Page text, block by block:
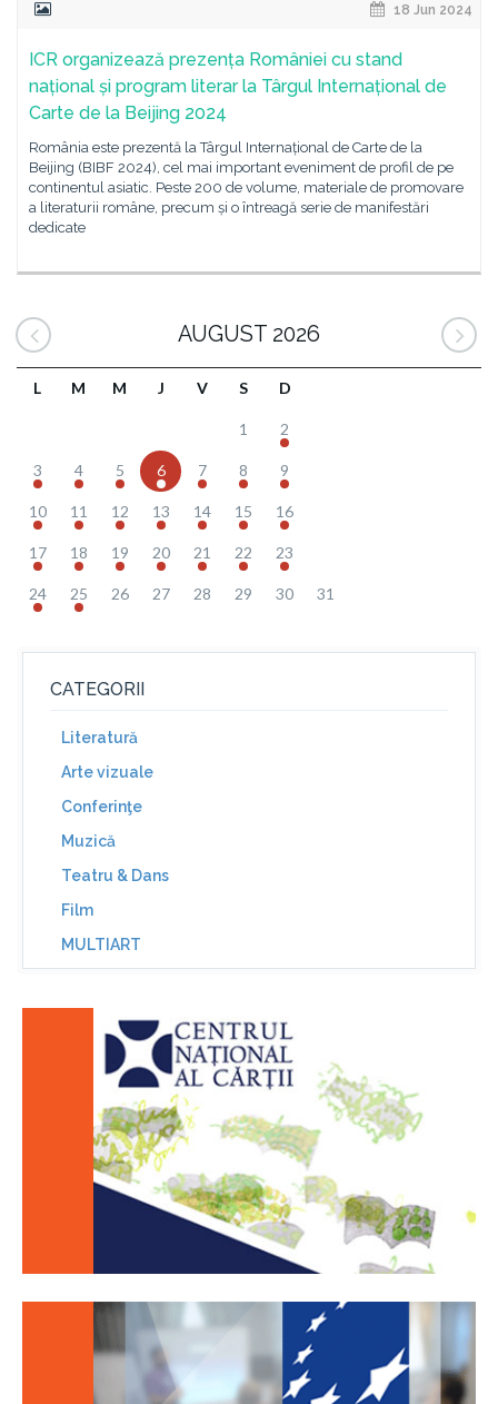
18 Jun 2024
ICR organizează prezența României cu stand
național și program literar la Târgul Internațional de
Carte de la Beijing 2024
România este prezentă la Târgul Internațional de Carte de la
Beijing (BIBF 2024), cel mai important eveniment de profil de pe
continentul asiatic. Peste 200 de volume, materiale de promovare
a literaturii române, precum și o întreagă serie de manifestări
dedicate
AUGUST 2026
L M M J V S D
1 2
3 4 5 6 7 8 9
10 11 12 13 14 15 16
17 18 19 20 21 22 23
24 25 26 27 28 29 30 31
CATEGORII
Literatură
Arte vizuale
Conferinţe
Muzică
Teatru & Dans
Film
MULTIART